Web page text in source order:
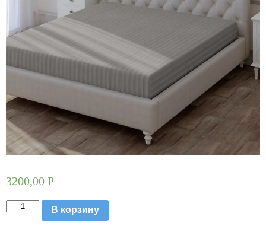
3200,00 Р
Количество
товара
В корзину